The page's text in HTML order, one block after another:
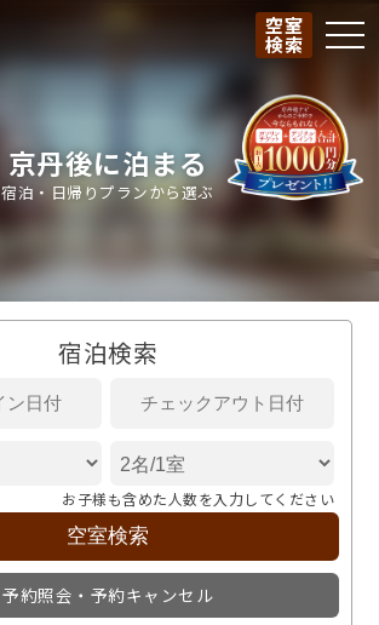
空室
検索
京丹後に泊まる
宿泊・日帰りプランから選ぶ
宿泊検索
お子様も含めた人数を入力してください
予約照会・予約キャンセル